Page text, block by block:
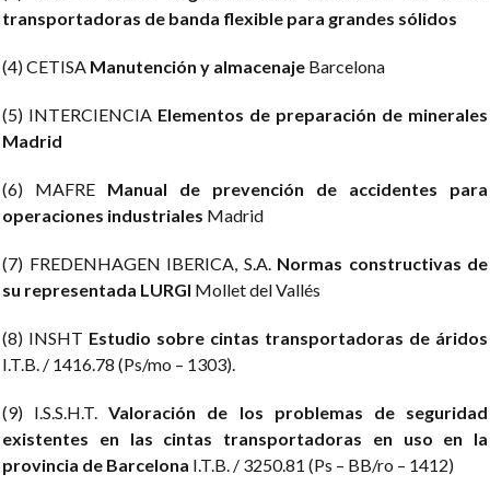
transportadoras de banda flexible para grandes sólidos
(4) CETISA Manutención y almacenaje Barcelona
(5) INTERCIENCIA Elementos de preparación de minerales
Madrid
(6) MAFRE
Manual de prevención de accidentes para
operaciones industriales Madrid
(7) FREDENHAGEN IBERICA, S.A. Normas constructivas de
su representada LURGI Mollet del Vallés
(8) INSHT Estudio sobre cintas transportadoras de áridos
I.T.B. / 1416.78 (Ps/mo – 1303).
(9) I.S.S.H.T. Valoración de los problemas de seguridad
existentes en las cintas transportadoras en uso en la
provincia de Barcelona I.T.B. / 3250.81 (Ps – BB/ro – 1412)